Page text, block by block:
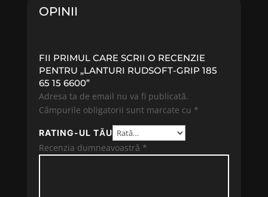
OPINII
FII PRIMUL CARE SCRII O RECENZIE
PENTRU „LANTURI RUDSOFT-GRIP 185
65 15 6600”
Adresa ta de email nu va fi publicată.
Câmpurile obligatorii sunt marcate cu *
RATING-UL TĂU
Recenzia dumneavoastră *